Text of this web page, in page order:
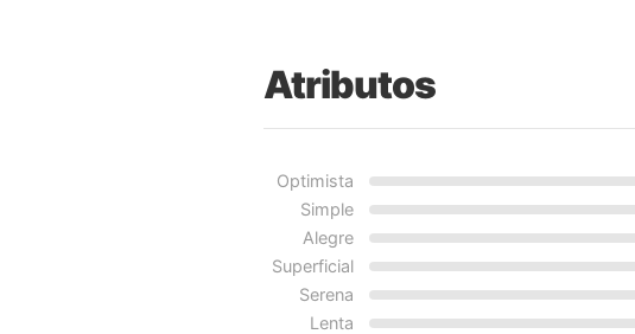
Atributos
Optimista
Simple
Alegre
Superficial
Serena
Lenta